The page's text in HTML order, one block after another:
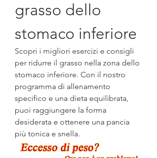
grasso dello
stomaco inferiore
Scopri i migliori esercizi e consigli
per ridurre il grasso nella zona dello
stomaco inferiore. Con il nostro
programma di allenamento
specifico e una dieta equilibrata,
puoi raggiungere la forma
desiderata e ottenere una pancia
più tonica e snella.